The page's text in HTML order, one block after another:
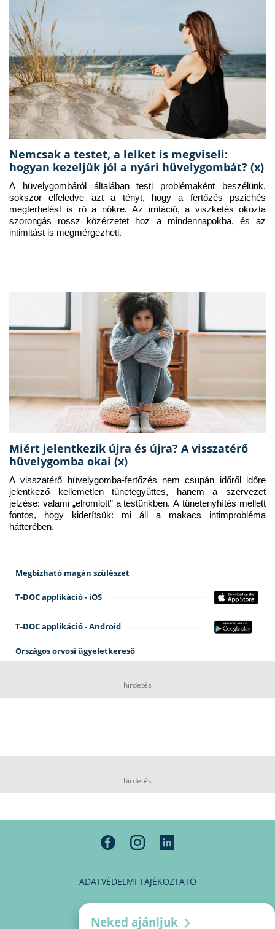
Nemcsak a testet, a lelket is megviseli:
hogyan kezeljük jól a nyári hüvelygombát? (x)
A hüvelygombáról általában testi problémaként beszélünk,
sokszor elfeledve azt a tényt, hogy a fertőzés pszichés
megterhelést is ró a nőkre. Az irritáció, a viszketés okozta
szorongás rossz közérzetet hoz a mindennapokba, és az
intimitást is megmérgezheti.
Miért jelentkezik újra és újra? A visszatérő
hüvelygomba okai (x)
A visszatérő hüvelygomba-fertőzés nem csupán időről időre
jelentkező kellemetlen tünetegyüttes, hanem a szervezet
jelzése: valami „elromlott” a testünkben. A tünetenyhítés mellett
fontos, hogy kiderítsük: mi áll a makacs intimprobléma
hátterében.
Megbízható magán szülészet
T-DOC applikáció - iOS
T-DOC applikáció - Android
Országos orvosi ügyeletkereső
hirdetés
hirdetés
ADATVÉDELMI TÁJÉKOZTATÓ
IMPRESSZUM
Neked ajánljuk